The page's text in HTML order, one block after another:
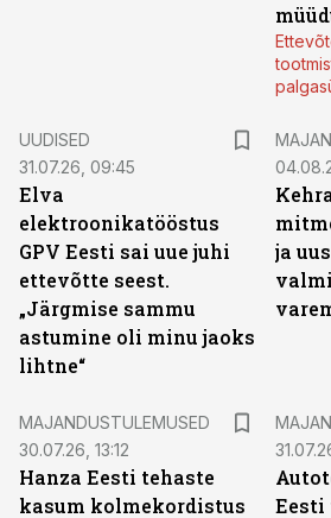
UUDISED
31.07.26, 09:45
Elva
elektroonikatööstus
GPV Eesti sai uue juhi
ettevõtte seest.
„Järgmise sammu
astumine oli minu jaoks
lihtne“
ja
MAJANDUSTULEMUSED
30.07.26, 13:12
Hanza Eesti tehaste
kasum kolmekordistus